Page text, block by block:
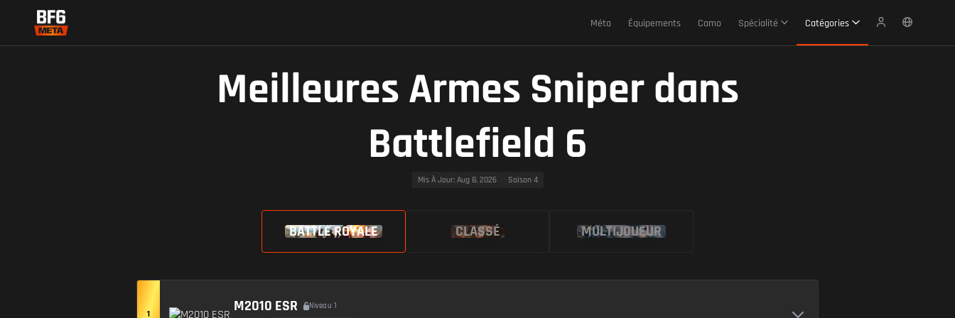
Méta Équipements Camo Spécialité Catégories
Meilleures Armes Sniper dans
Battlefield 6
Mis À Jour: Aug 8, 2026 Saison 4
BATTLE ROYALE CLASSÉ MULTIJOUEUR
1 M2010 ESR Niveau 1